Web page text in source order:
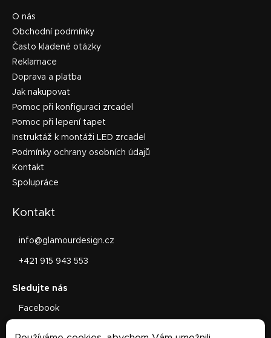
O nás
Obchodní podmínky
Často kladené otázky
Reklamace
Doprava a platba
Jak nakupovat
Pomoc při konfiguraci zrcadel
Pomoc při lepení tapet
Instruktáž k montáži LED zrcadel
Podmínky ochrany osobních údajů
Kontakt
Spolupráce
Kontakt
info@glamourdesign.cz
+421 915 943 553
Facebook